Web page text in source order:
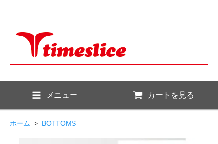
メニュー カートを見る
ホーム > BOTTOMS